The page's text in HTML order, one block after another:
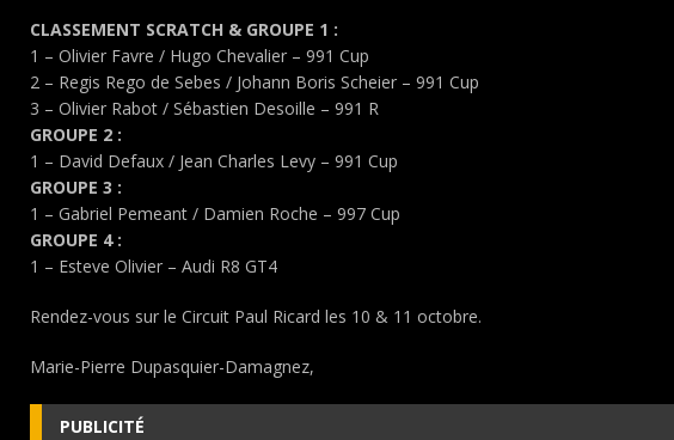
CLASSEMENT SCRATCH & GROUPE 1 :
1 – Olivier Favre / Hugo Chevalier – 991 Cup
2 – Regis Rego de Sebes / Johann Boris Scheier – 991 Cup
3 – Olivier Rabot / Sébastien Desoille – 991 R
GROUPE 2 :
1 – David Defaux / Jean Charles Levy – 991 Cup
GROUPE 3 :
1 – Gabriel Pemeant / Damien Roche – 997 Cup
GROUPE 4 :
1 – Esteve Olivier – Audi R8 GT4
Rendez-vous sur le Circuit Paul Ricard les 10 & 11 octobre.
Marie-Pierre Dupasquier-Damagnez,
PUBLICITÉ